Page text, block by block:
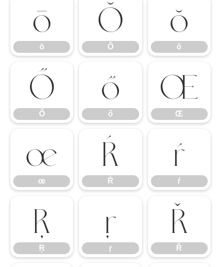
ō
ō
Ŏ
Ŏ
ŏ
ŏ
Ő
Ő
ő
ő
Œ
Œ
œ
œ
Ŕ
Ŕ
ŕ
ŕ
Ŗ
Ŗ
ŗ
ŗ
Ř
Ř